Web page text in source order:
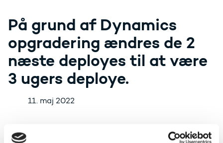
På grund af Dynamics
opgradering ændres de 2
næste deployes til at være
3 ugers deploye.
11. maj 2022
Der bliver lagt en ny version af esas